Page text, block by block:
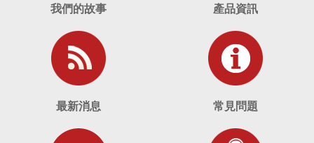
我們的故事 產品資訊
最新消息 常見問題